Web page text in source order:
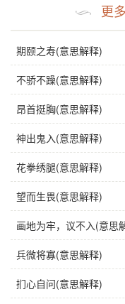
更
期颐之寿(意思解释)
不骄不躁(意思解释)
昂首挺胸(意思解释)
神出鬼入(意思解释)
花拳绣腿(意思解释)
望而生畏(意思解释)
画地为牢，议不入(意思
兵微将寡(意思解释)
扪心自问(意思解释)